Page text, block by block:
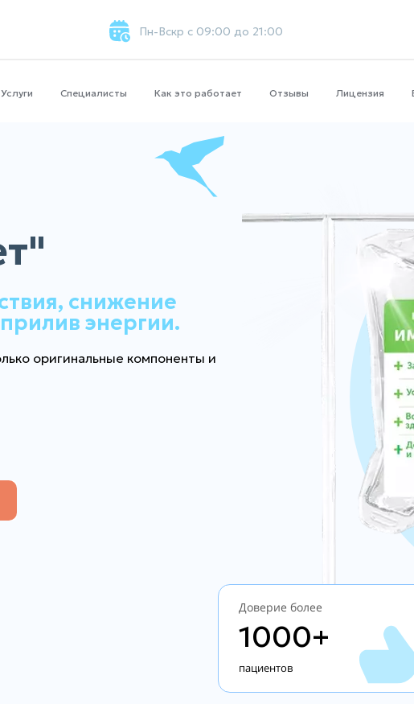
Пн-Вскр с 09:00 до 21:00
Услуги Специалисты Как это работает Отзывы Лицензия
снижение
энергии.
оригинальные компоненты и
Доверие более
1000+
пациентов